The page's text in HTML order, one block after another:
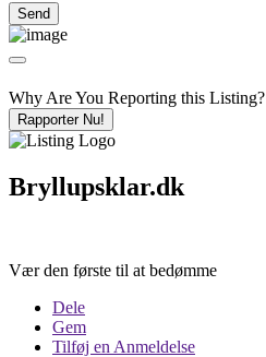
Why Are You Reporting this Listing?
Rapporter Nu!
Bryllupsklar.dk
Vær den første til at bedømme
Dele
Gem
Tilføj en Anmeldelse